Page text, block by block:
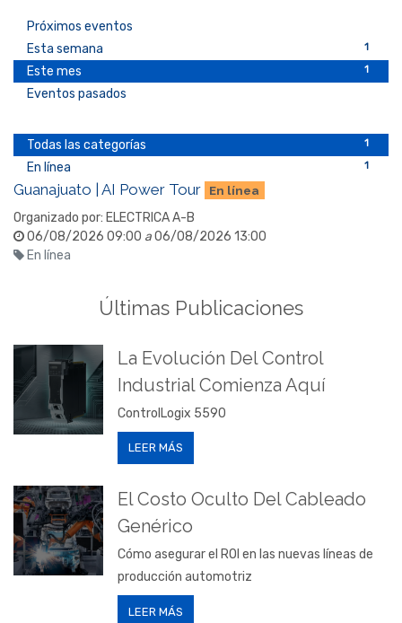
Próximos eventos
Esta semana
1
Este mes 1
Eventos pasados
Todas las categorías 1
En línea 1
Guanajuato | AI Power Tour En línea
Organizado por: ELECTRICA A-B
06/08/2026 09:00 a06/08/2026 13:00
En línea
Últimas Publicaciones
La Evolución Del Control
Industrial Comienza Aquí
ControlLogix 5590
LEER MÁS
El Costo Oculto Del Cableado
Genérico
Cómo asegurar el ROI en las nuevas líneas de
producción automotriz
LEER MÁS